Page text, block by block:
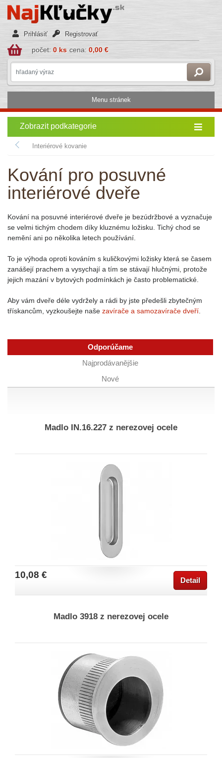
Prihlásiť Registrovať
počet: 0 ks cena: 0,00 €
Menu stránek
Zobrazit podkategorie
Interiérové kovanie
Kování pro posuvné
interiérové dveře
Kování na posuvné interiérové dveře je bezúdržbové a vyznačuje
se velmi tichým chodem díky kluznému ložisku. Tichý chod se
nemění ani po několika letech používání.
To je výhoda oproti kováním s kuličkovými ložisky která se časem
zanášejí prachem a vysychají a tím se stávají hlučnými, protože
jejich mazání v bytových podmínkách je často problematické.
Aby vám dveře déle vydržely a rádi by jste předešli zbytečným
třískancům, vyzkoušejte naše zavírače a samozavírače dveří
Odporúčame
Najprodávanějšie
Nové
Madlo IN.16.227 z nerezovej ocele
10,08 €
Detail
Madlo 3918 z nerezovej ocele